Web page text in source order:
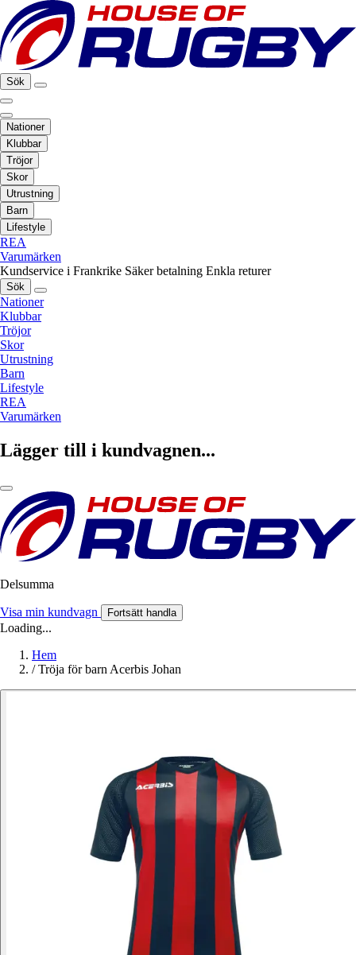
Sök
Nationer
Klubbar
Tröjor
Skor
Utrustning
Barn
Lifestyle
REA
Varumärken
Kundservice i Frankrike Säker betalning Enkla returer
Sök
Nationer
Klubbar
Tröjor
Skor
Utrustning
Barn
Lifestyle
REA
Varumärken
Lägger till i kundvagnen...
Delsumma
Visa min kundvagn Fortsätt handla
Loading...
Hem
/ Tröja för barn Acerbis Johan